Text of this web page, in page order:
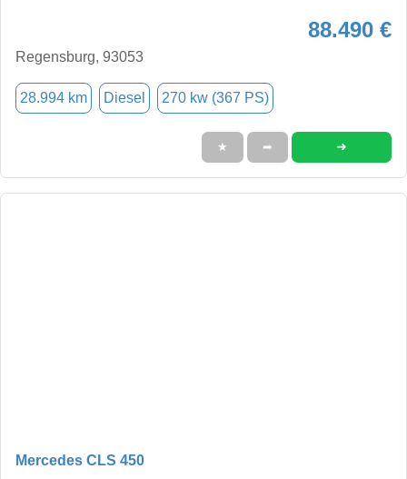
88.490 €
Regensburg, 93053
28.994 km Diesel 270 kw (367 PS)
★ ➦ ➜
Mercedes CLS 450